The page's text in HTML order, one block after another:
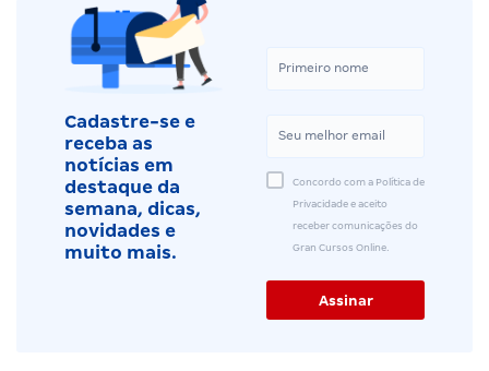
Cadastre-se e
receba as
notícias em
destaque da
semana, dicas,
novidades e
muito mais.
Concordo com a Política de
Privacidade e aceito
receber comunicações do
Gran Cursos Online.